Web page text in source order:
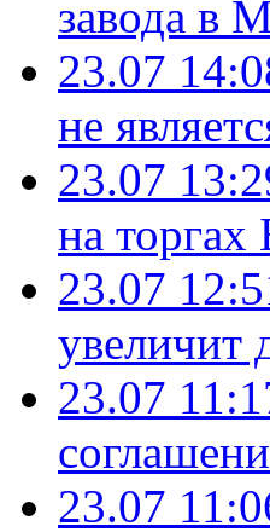
завода в
23.07
не
23.07
на
23.07
23.07
23.07